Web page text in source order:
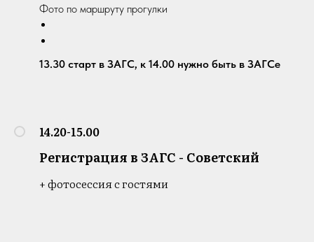
Фото по маршруту прогулки
13.30 старт в ЗАГС, к 14.00 нужно быть в ЗАГСе
14.20-15.00
Регистрация в ЗАГС - Советский
+ фотосессия с гостями